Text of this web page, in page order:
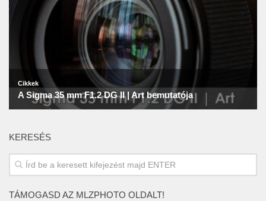
KERESÉS
TÁMOGASD AZ MLZPHOTO OLDALT!